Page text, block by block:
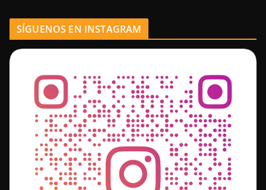
SÍGUENOS EN INSTAGRAM